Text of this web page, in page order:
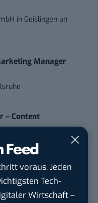
voraus. Jeden
Tech-
Wirtschaft –
in Geislingen an
Manager
– Content
in Albstadt
Product &
& Co. KGin